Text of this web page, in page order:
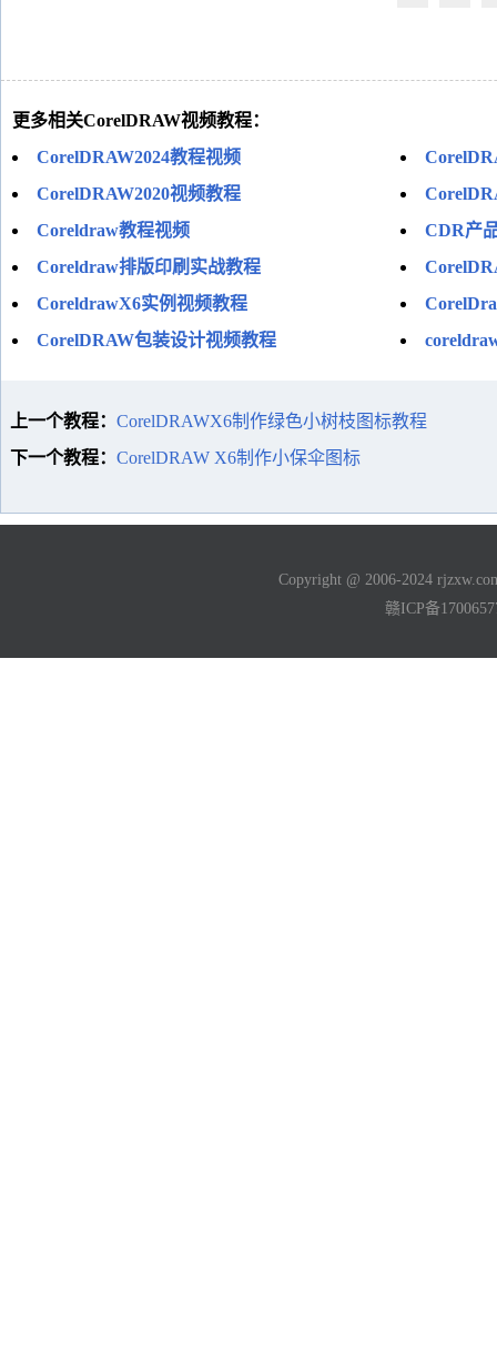
更多相关CorelDRAW视频教程：
CorelDRAW2024教程视频
CorelDRAW2020视频教程
Coreldraw教程视频
CDR产
Coreldraw排版印刷实战教程
CoreldrawX6实例视频教程
CorelDRAW包装设计视频教程
上一个教程： CorelDRAWX6制作绿色小树枝图标教程
下一个教程： CorelDRAW X6制作小保伞图标
Copyright @ 2006-2024
赣ICP备